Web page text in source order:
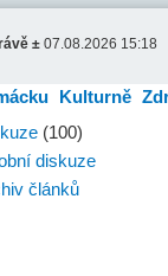
± 07.08.2026 15:18
Kulturně
(100)
diskuze
článků